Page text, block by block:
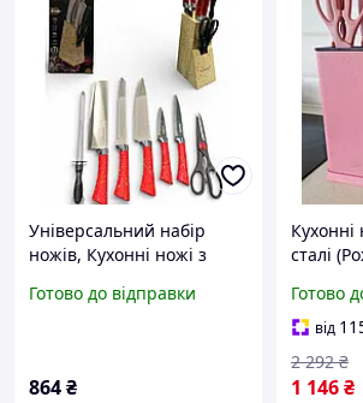
Універсальний набір
ножів, Кухонні ножі з
литих кухонних ножів PW-
Готово до відправки
864₴
Кухонні
сталі
набір
Готово
від
1 146₴
2 292 ₴